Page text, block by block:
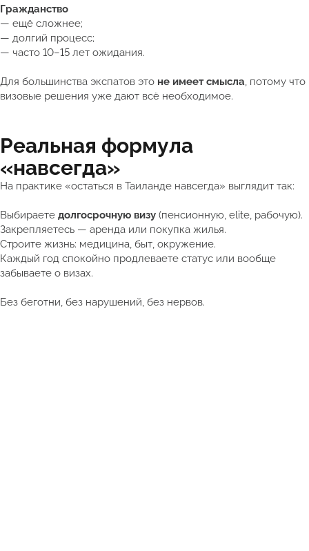
Гражданство
— ещё сложнее;
— долгий процесс;
— часто 10–15 лет ожидания.
Для большинства экспатов это не имеет смысла, потому что
визовые решения уже дают всё необходимое.
Реальная формула
«навсегда»
На практике «остаться в Таиланде навсегда» выглядит так:
Выбираете долгосрочную визу (пенсионную, elite, рабочую).
Закрепляетесь — аренда или покупка жилья.
Строите жизнь: медицина, быт, окружение.
Каждый год спокойно продлеваете статус или вообще
забываете о визах.
Без беготни, без нарушений, без нервов.